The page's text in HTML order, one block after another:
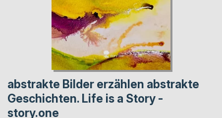
abstrakte Bilder erzählen abstrakte
Geschichten. Life is a Story -
story.one